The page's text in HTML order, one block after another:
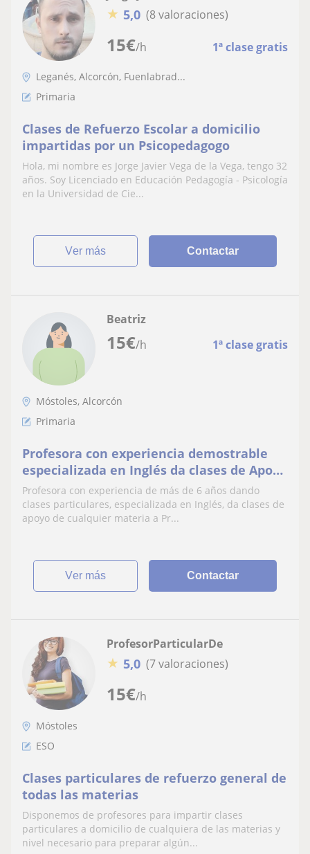
15€/h 1ª clase gratis
★ 5,0 (8 valoraciones)
Leganés, Alcorcón, Fuenlabrad...
Primaria
Clases de Refuerzo Escolar a domicilio
impartidas por un Psicopedagogo
Hola, mi nombre es Jorge Javier Vega de la Vega, tengo 32
años. Soy Licenciado en Educación Pedagogía - Psicología
en la Universidad de Cie...
ver más Contactar
15€/h 1ª clase gratis
Beatriz
Móstoles, Alcorcón
Primaria
Profesora con experiencia demostrable
especializada en Inglés da clases de Apoyo
de cualquier materia a Primaria y ESO
Profesora con experiencia de más de 6 años dando
clases particulares, especializada en Inglés, da clases de
apoyo de cualquier materia a Pr...
ver más Contactar
15€/h
ProfesorParticularDe
★ 5,0 (7 valoraciones)
Móstoles
ESO
Clases particulares de refuerzo general de
todas las materias
Disponemos de profesores para impartir clases
particulares a domicilio de cualquiera de las materias y
nivel necesario para preparar algún...